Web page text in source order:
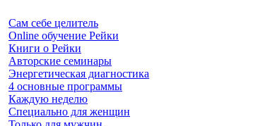
Сам себе целитель
Online обучение Рейки
Книги о Рейки
Авторские семинары
Энергетическая диагностика
4 основные программы
Каждую неделю
Специально для женщин